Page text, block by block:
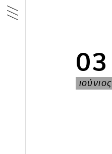
03
ιούνιος